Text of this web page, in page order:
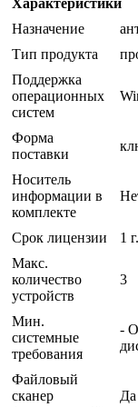
Назначение
Тип продукта
Поддержка
операционных
систем
Форма
поставки
Носитель
информации в
комплекте
Срок лицензии
1 г.
Макс.
количество
устройств
3
Мин.
системные
требования
-
Файловый
сканер
Да